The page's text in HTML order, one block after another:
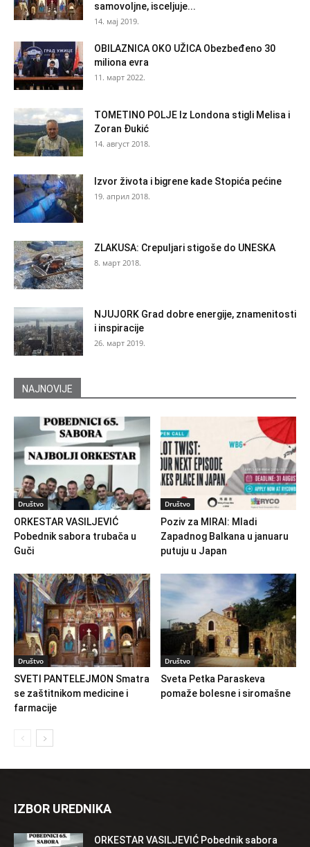
samovoljne, isceljuje...
14. мај 2019.
OBILAZNICA OKO UŽICA Obezbeđeno 30
miliona evra
11. март 2022.
TOMETINO POLJE Iz Londona stigli Melisa i
Zoran Đukić
14. август 2018.
Izvor života i bigrene kade Stopića pećine
19. април 2018.
ZLAKUSA: Crepuljari stigoše do UNESKA
8. март 2018.
NJUJORK Grad dobre energije, znamenitosti
i inspiracije
26. март 2019.
NAJNOVIJE
Društvo
ORKESTAR VASILJEVIĆ
Pobednik sabora trubača u
Guči
Društvo
Poziv za MIRAI: Mladi
Zapadnog Balkana u januaru
putuju u Japan
Društvo
SVETI PANTELEJMON Smatra
se zaštitnikom medicine i
farmacije
Društvo
Sveta Petka Paraskeva
pomaže bolesne i siromašne
IZBOR UREDNIKA
ORKESTAR VASILJEVIĆ Pobednik sabora